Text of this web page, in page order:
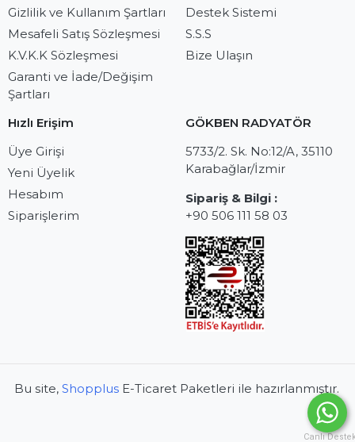
Canlı
Gizlilik ve Kullanım Şartları
Mesafeli Satış Sözleşmesi
K.V.K.K Sözleşmesi
Garanti ve İade/Değişim
Şartları
Destek Sistemi
S.S.S
Bize Ulaşın
Hızlı Erişim
Üye Girişi
Yeni Üyelik
Hesabım
Siparişlerim
GÖKBEN RADYATÖR
5733/2. Sk. No:12/A, 35110
Karabağlar/İzmir
Sipariş & Bilgi :
+90 506 111 58 03
Bu site, ShopplusE-Ticaret Paketleri ile hazırlanmıştır.